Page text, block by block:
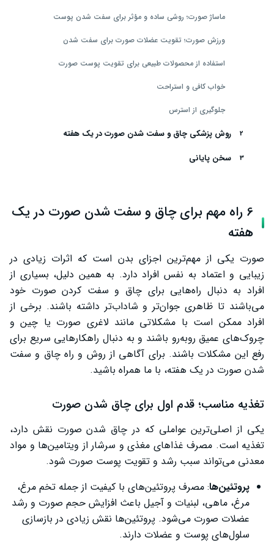
ماساژ صورت؛ روشی ساده و مؤثر برای سفت شدن پوست
ورزش صورت؛ تقویت عضلات صورت برای سفت شدن
استفاده از محصولات طبیعی برای تقویت پوست صورت
خواب کافی و استراحت
جلوگیری از استرس
روش پزشکی چاق و سفت شدن صورت در یک هفته
سخن پایانی
6 راه مهم برای چاق و سفت شدن صورت در یک
هفته
صورت یکی از مهم‌ترین اجزای بدن است که اثرات زیادی در
زیبایی و اعتماد به نفس افراد دارد. به همین دلیل، بسیاری از
افراد به دنبال راه‌هایی برای چاق و سفت کردن صورت خود
می‌باشند تا ظاهری جوان‌تر و شاداب‌تر داشته باشند. برخی از
افراد ممکن است با مشکلاتی مانند لاغری صورت یا چین و
چروک‌های عمیق روبه‌رو باشند و به دنبال راهکارهایی سریع برای
رفع این مشکلات باشند. برای آگاهی از روش و راه چاق و سفت
شدن صورت در یک هفته، با ما همراه باشید.
تغذیه مناسب؛ قدم اول برای چاق شدن صورت
یکی از اصلی‌ترین عواملی که در چاق شدن صورت نقش دارد،
تغذیه است. مصرف غذاهای مغذی و سرشار از ویتامین‌ها و مواد
معدنی می‌تواند سبب رشد و تقویت پوست صورت شود.
پروتئین‌ها: مصرف پروتئین‌های با کیفیت از جمله تخم مرغ،
مرغ، ماهی، لبنیات و آجیل باعث افزایش حجم صورت و رشد
عضلات صورت می‌شود. پروتئین‌ها نقش زیادی در بازسازی
سلول‌های پوست و عضلات دارند.